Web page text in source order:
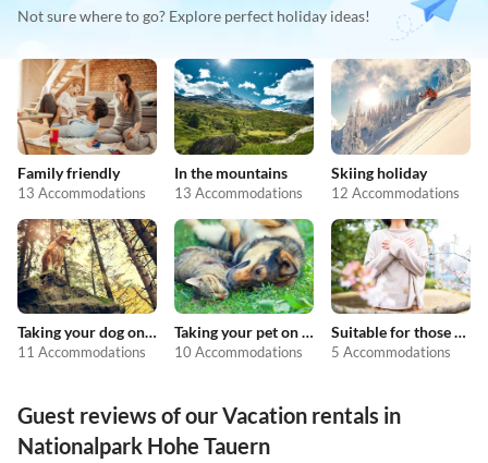
Not sure where to go? Explore perfect holiday ideas!
Family friendly
13 Accommodations
In the mountains
13 Accommodations
Skiing holiday
12 Accommodations
Taking your dog on holiday
11 Accommodations
Taking your pet on holiday
10 Accommodations
Suitable for those with allergies
5 Accommodations
Guest reviews of our Vacation rentals in
Nationalpark Hohe Tauern